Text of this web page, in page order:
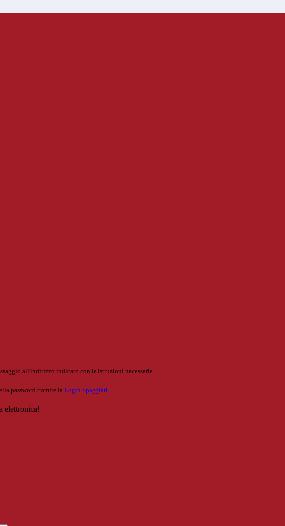
all'indirizzo indicato con le istruzioni necessarie.
password tramite la Login Spaggiari
elettronica!